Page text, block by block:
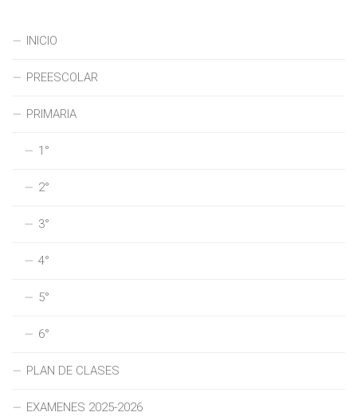
INICIO
PREESCOLAR
PRIMARIA
1°
2°
3°
4°
5°
6°
PLAN DE CLASES
EXAMENES 2025-2026